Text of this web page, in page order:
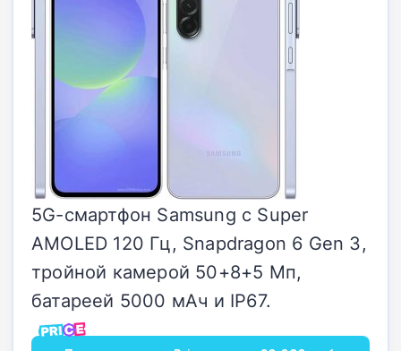
5G-смартфон Samsung с Super
AMOLED 120 Гц, Snapdragon 6 Gen 3,
тройной камерой 50+8+5 Мп,
батареей 5000 мАч и IP67.